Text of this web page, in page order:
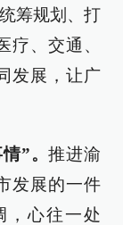
筹规划、打
疗、交通、
发展，让广
”。推进渝
发展的一件
，心往一处